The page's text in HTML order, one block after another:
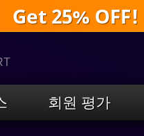
Get 25% OFF!
회원 평가